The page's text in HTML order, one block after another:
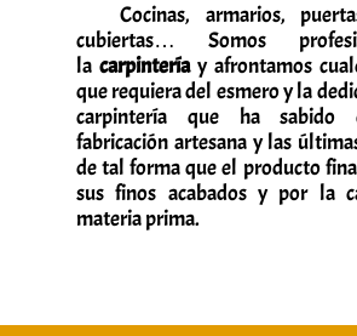
Cocinas, armarios,
cubiertas… Somos
la carpinteríay afrontamos
que requiera del esmero y la
carpintería que ha sabido
fabricación artesana y las
de tal forma que el producto
sus finos acabados y por la
materia prima.